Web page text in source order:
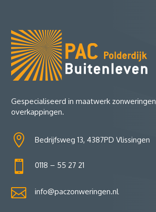
Gespecialiseerd in maatwerk
overkappingen.
 Bedrijfsweg 13, 4387PD Vlissingen
 0118 – 55 27 21
 info@paczonweringen.nl